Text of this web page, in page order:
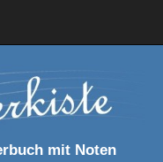
mit Noten